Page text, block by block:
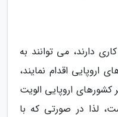
دارند، می توانند به
اروپایی اقدام نمایند،
کشورهای اروپایی الویت
لذا در صورتی که با